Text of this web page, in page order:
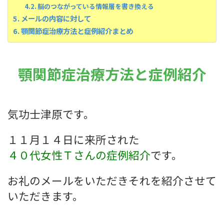
脳のつながっている情報層を書き換える
メールの内容に対して
顎関節症治療方法と症例紹介まとめ
顎関節症治療方法と症例紹介
気功士津原です。
１１月１４日に来所された
４０代女性Ｔさんの症例紹介です。
お礼のメールをいただきそれを紹介させて
いただきます。